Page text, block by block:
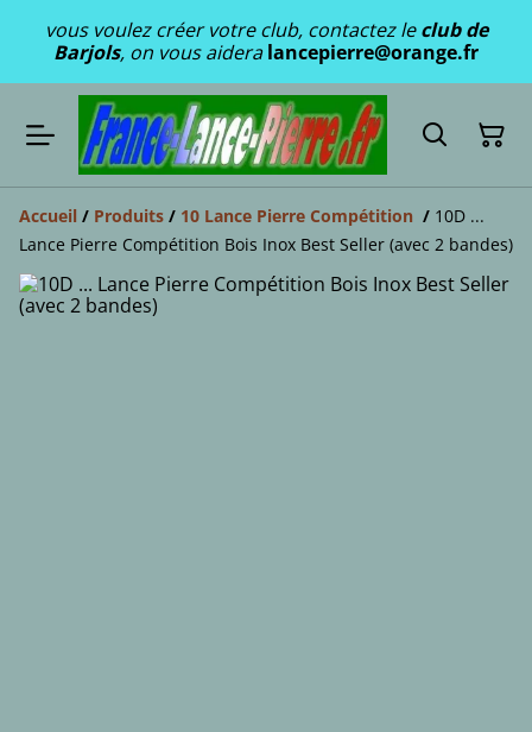
vous voulez créer votre club, contactez leclub de
Barjols, on vous aideralancepierre@orange.fr
Accueil / Produits / 10 Lance Pierre Compétition / 10D ...
Lance Pierre Compétition Bois Inox Best Seller (avec 2 bandes)